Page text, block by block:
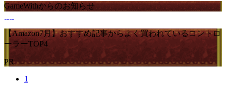
GameWithからのお知らせ
【Amazon7月】おすすめ記事からよく買われているコントロ
ーラーTOP4
PR
1